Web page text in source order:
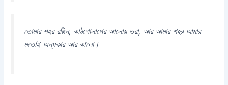
তোমার শহর রঙিন, কাঠগোলাপের আলোয় ভরা, আর আমার শহর আমার
মতোই অন্ধকার আর কালো।